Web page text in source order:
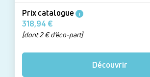
Prix catalogue i
318,94 €
[dont 2 € d’éco-part]
Découvrir